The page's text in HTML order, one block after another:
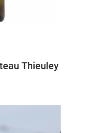
Thieuley